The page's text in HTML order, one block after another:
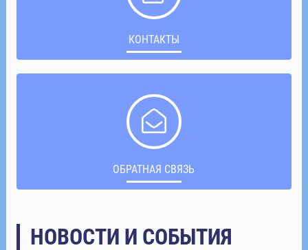
КОНТАКТЫ
ОБРАТНАЯ СВЯЗЬ
НОВОСТИ И СОБЫТИЯ